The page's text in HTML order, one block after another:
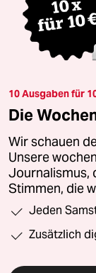
10 Ausgaben für
Die
Wir schauen
Unsere
Journalismus,
Stimmen, die
Jeden
Zusätzlich